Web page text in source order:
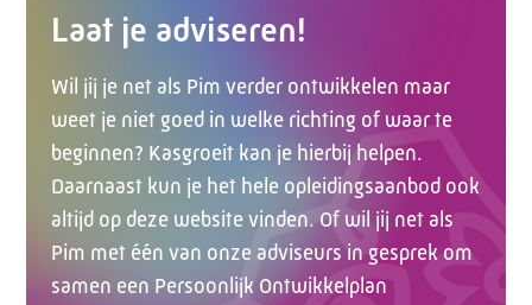
Laat je adviseren!
Wil jij je net als Pim verder ontwikkelen maar
weet je niet goed in welke richting of waar te
beginnen? Kasgroeit kan je hierbij helpen.
Daarnaast kun je het hele opleidingsaanbod ook
altijd op deze website vinden. Of wil jij net als
Pim met één van onze adviseurs in gesprek om
samen een Persoonlijk Ontwikkelplan